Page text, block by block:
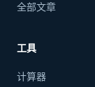
全部文章
工具
计算器